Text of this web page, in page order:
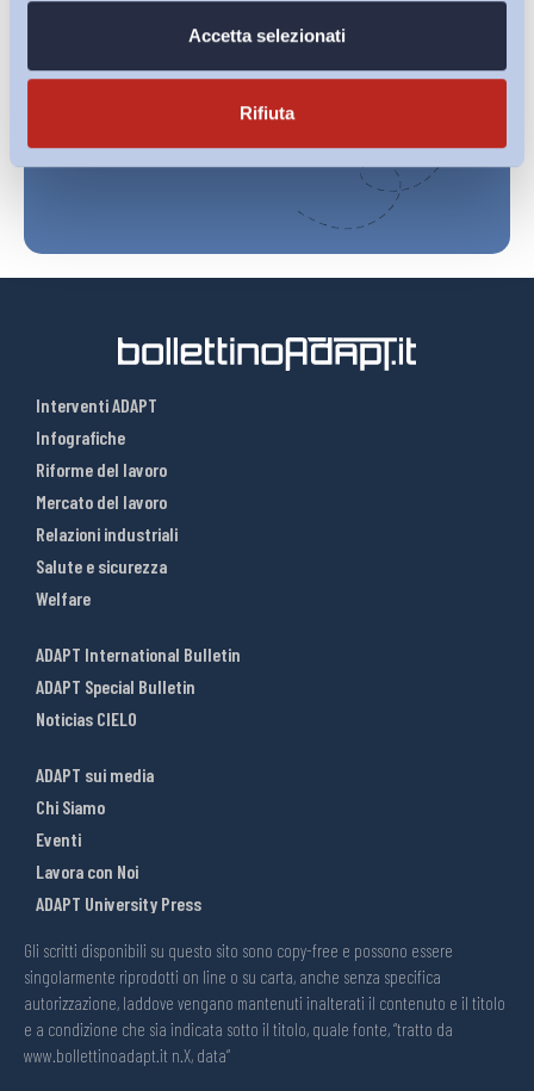
Accetta selezionati
Rifiuta
Ho letto e Accetto il trattamento dei dati personali descritti
Interventi ADAPT
Infografiche
Riforme del lavoro
Mercato del lavoro
Relazioni industriali
Salute e sicurezza
Welfare
ADAPT International Bulletin
ADAPT Special Bulletin
Noticias CIELO
ADAPT sui media
Chi Siamo
Eventi
Lavora con Noi
ADAPT University Press
Gli scritti disponibili su questo sito sono copy-free e possono essere
singolarmente riprodotti on line o su carta, anche senza specifica
autorizzazione, laddove vengano mantenuti inalterati il contenuto e il titolo
e a condizione che sia indicata sotto il titolo, quale fonte, “tratto da
www.bollettinoadapt.it n.X, data“